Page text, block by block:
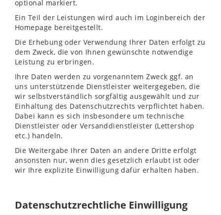
optional markiert.
Ein Teil der Leistungen wird auch im Loginbereich der
Homepage bereitgestellt.
Die Erhebung oder Verwendung Ihrer Daten erfolgt zu
dem Zweck, die von Ihnen gewünschte notwendige
Leistung zu erbringen.
Ihre Daten werden zu vorgenanntem Zweck ggf. an
uns unterstützende Dienstleister weitergegeben, die
wir selbstverständlich sorgfältig ausgewählt und zur
Einhaltung des Datenschutzrechts verpflichtet haben.
Dabei kann es sich insbesondere um technische
Dienstleister oder Versanddienstleister (Lettershop
etc.) handeln.
Die Weitergabe Ihrer Daten an andere Dritte erfolgt
ansonsten nur, wenn dies gesetzlich erlaubt ist oder
wir Ihre explizite Einwilligung dafür erhalten haben.
Datenschutzrechtliche Einwilligung